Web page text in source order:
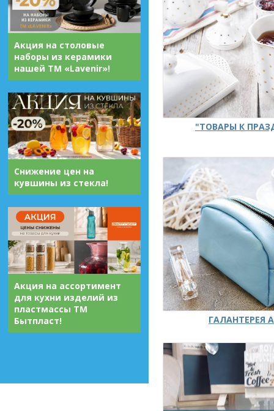
Акция на столовые
наборы из керамики
нашей ТМ «Lavenir»!
Снижение цен на
кувшины из стекла!
Акция на ассортимент
для кухни изделий из
пластмассы ТМ
Бытпласт!
"ТОВАРЫ К
ГАЛАНТЕРЕЯ